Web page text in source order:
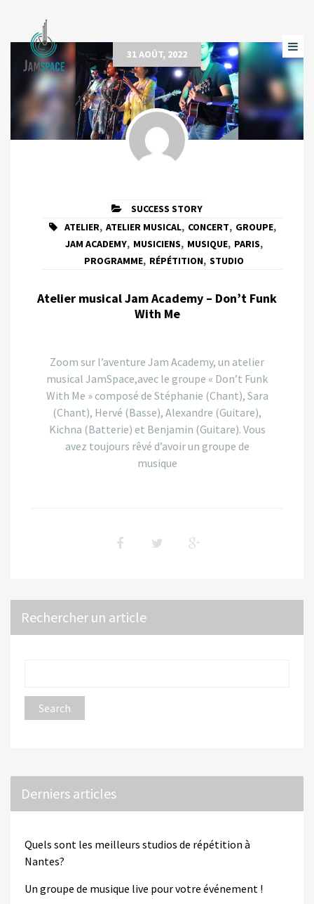
31 AOÛT, 2022
SUCCESS STORY
ATELIER, ATELIER MUSICAL, CONCERT, GROUPE,
JAM ACADEMY, MUSICIENS, MUSIQUE, PARIS,
PROGRAMME, RÉPÉTITION, STUDIO
Atelier musical Jam Academy – Don’t Funk
With Me
Zoom sur l’aventure Jam Academy, un atelier
musical JamSpace,avec le groupe « Don’t Funk
With Me » composé de Stéphanie (Chant), Sara
(Chant), Hervé (Basse), Alexandre (Guitare),
Kichna (Batterie) et Benjamin (Guitare). Vous
avez toujours rêvé d’avoir un groupe de
musique
Rechercher un article
Derniers articles
Quels sont les meilleurs studios de répétition à
Nantes?
Un groupe de musique live pour votre événement !